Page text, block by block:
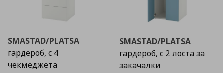
SMASTAD/PLATSA
гардероб, с 4
чекмеджета
SMASTAD/PLATSA
гардероб, с 2 лоста за
закачалки